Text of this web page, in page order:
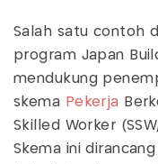
Salah satu contoh
program Japan
mendukung
skema Pekerja
Skilled Worker
Skema ini